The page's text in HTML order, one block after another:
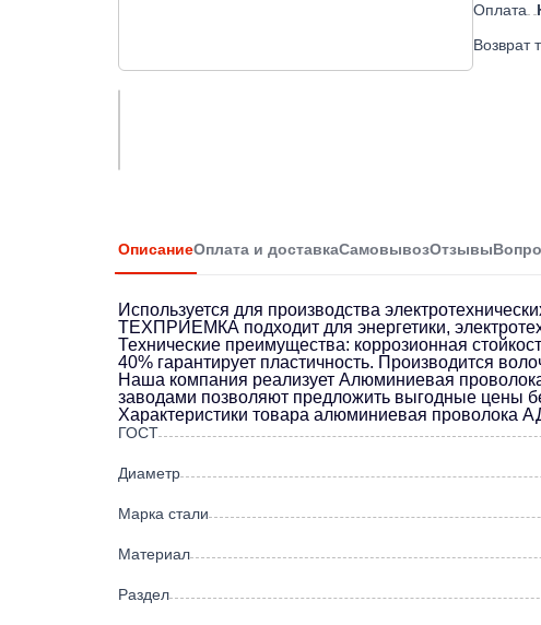
Оплата
Возврат
ОписаниеОплата и доставкаСамовывозОтзывы
Используется для производства
ТЕХПРИЕМКА подходит для энергетики,
Технические преимущества: коррозионная
40% гарантирует пластичность. Производится
Наша компания реализует Алюминиевая
заводами позволяют предложить выгодные цены
Характеристики товара алюминиевая
ГОСТ
Диаметр
Марка стали
Материал
Раздел